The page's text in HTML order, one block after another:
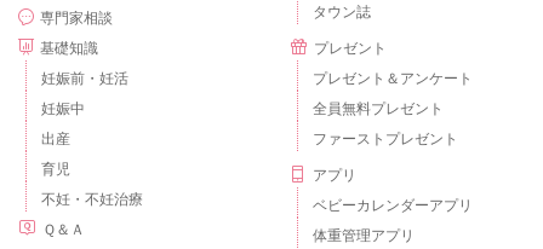
専門家相談
基礎知識
妊娠前・妊活
妊娠中
出産
育児
不妊・不妊治療
Ｑ＆Ａ
タウン誌
プレゼント
プレゼント＆アンケート
全員無料プレゼント
ファーストプレゼント
アプリ
ベビーカレンダーアプリ
体重管理アプリ